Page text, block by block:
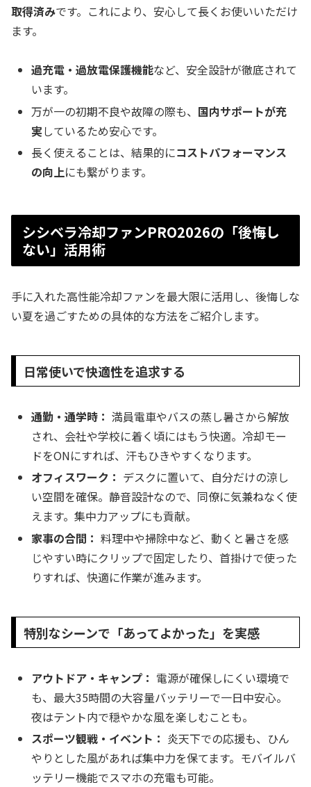
取得済みです。これにより、安心して長くお使いいただけ
ます。
過充電・過放電保護機能など、安全設計が徹底されて
います。
万が一の初期不良や故障の際も、 国内サポートが充
実しているため安心です。
長く使えることは、結果的にコストパフォーマンス
の向上にも繋がります。
シシベラ冷却ファンPRO2026の「後悔し
ない」活用術
手に入れた高性能冷却ファンを最大限に活用し、後悔しな
い夏を過ごすための具体的な方法をご紹介します。
日常使いで快適性を追求する
通勤・通学時： 満員電車やバスの蒸し暑さから解放
され、会社や学校に着く頃にはもう快適。冷却モー
ドをONにすれば、汗もひきやすくなります。
オフィスワーク： デスクに置いて、自分だけの涼し
い空間を確保。静音設計なので、同僚に気兼ねなく使
えます。集中力アップにも貢献。
家事の合間： 料理中や掃除中など、動くと暑さを感
じやすい時にクリップで固定したり、首掛けで使った
りすれば、快適に作業が進みます。
特別なシーンで「あってよかった」を実感
アウトドア・キャンプ： 電源が確保しにくい環境で
も、最大35時間の大容量バッテリーで一日中安心。
夜はテント内で穏やかな風を楽しむことも。
スポーツ観戦・イベント： 炎天下での応援も、ひん
やりとした風があれば集中力を保てます。モバイルバ
ッテリー機能でスマホの充電も可能。